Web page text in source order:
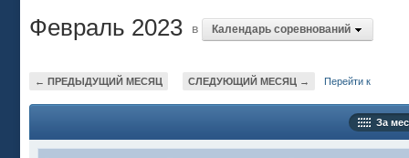
Февраль 2023 в Календарь соревнований
← ПРЕДЫДУЩИЙ МЕСЯЦ СЛЕДУЮЩИЙ МЕСЯЦ → Перейти к
За